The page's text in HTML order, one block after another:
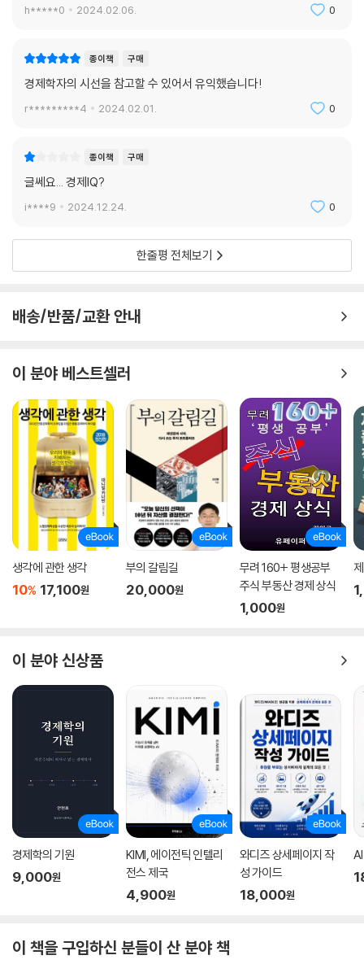
생활을 유지하며, 오랜 시간 저축과 투자를 해왔다 해도 인플레이션이 일
인구 감소, 세계 정세 변화 등에 대한 경제학자의 견해를 담아 독자들이 경
제계획을 세우는 데 여러 가능성을 생각하고 효과적으로 대처할 수 있도록
했다.
나 투자를 잘하는 사람이 갖고 있는 재능이라고도 할 수 있을 것이다. 하지
만 돈을 어떻게 벌고 모으고 쓸지는 결국 인생철학의 문제다. 그렇기에 경
제학적 삶이란 비단 돈과 관련된 측면으로만 한정되지 않고 우리 생활 전
합리적 선택을 통해 인생의 낭비를 줄이고 삶을 ‘경제적으로’ 꾸리는 안목
과 힘, 그것이야말로 지금 우리에게 필요한 진짜 경제IQ다. 돈 잘 버는 법을
h*****0 2024.02.06. 0
종이책 구매
경제학자의 시선을 참고할 수 있어서 유익했습니다!
r*********4 2024.02.01. 0
종이책 구매
글쎄요... 경제IQ?
i****9 2024.12.24. 0
한줄평 전체보기
배송/반품/교환 안내
이 분야 베스트셀러
생각에 관한 생각
10% 17,100원
부의 갈림길
20,000원
무려 160+ 평생공부
주식 부동산 경제 상식
1,000원
이 분야 신상품
경제학의 기원
9,000원
KIMI, 에이전틱 인텔리
전스 제국
4,900원
와디즈 상세페이지 작
성 가이드
18,000원
이 책을 구입하신 분들이 산 분야 책